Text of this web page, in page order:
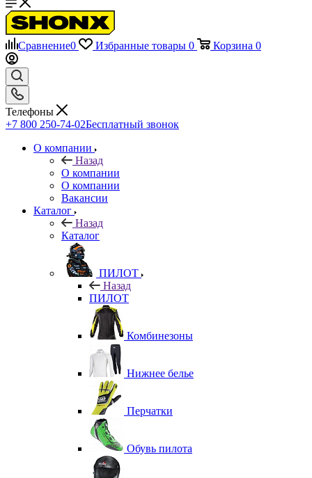
Сравнение0 Избранные товары 0 Корзина 0
Телефоны
+7 800 250-74-02Бесплатный звонок
О компании
Назад
О компании
О компании
Вакансии
Каталог
Назад
Каталог
ПИЛОТ
Назад
ПИЛОТ
Комбинезоны
Нижнее белье
Перчатки
Обувь пилота